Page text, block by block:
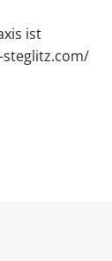
ist